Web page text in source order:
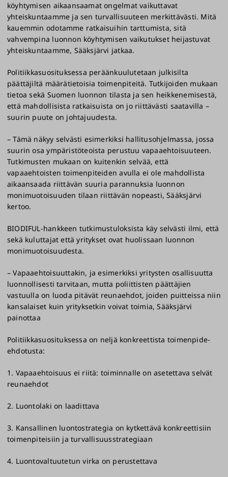
köyhtymisen aikaansaamat ongelmat vaikuttavat
yhteiskuntaamme ja sen turvallisuuteen merkittävästi. Mitä
kauemmin odotamme ratkaisuihin tarttumista, sitä
vahvempina luonnon köyhtymisen vaikutukset heijastuvat
yhteiskuntaamme, Sääksjärvi jatkaa.
Politiikkasuosituksessa peräänkuulutetaan julkisilta
päättäjiltä määrätietoisia toimenpiteitä. Tutkijoiden mukaan
tietoa sekä Suomen luonnon tilasta ja sen heikkenemisestä,
että mahdollisista ratkaisuista on jo riittävästi saatavilla –
suurin puute on johtajuudesta.
– Tämä näkyy selvästi esimerkiksi hallitusohjelmassa, jossa
suurin osa ympäristöteoista perustuu vapaaehtoisuuteen.
Tutkimusten mukaan on kuitenkin selvää, että
vapaaehtoisten toimenpiteiden avulla ei ole mahdollista
aikaansaada riittävän suuria parannuksia luonnon
monimuotoisuuden tilaan riittävän nopeasti, Sääksjärvi
kertoo.
BIODIFUL-hankkeen tutkimustuloksista käy selvästi ilmi, että
sekä kuluttajat että yritykset ovat huolissaan luonnon
monimuotoisuudesta.
– Vapaaehtoisuuttakin, ja esimerkiksi yritysten osallisuutta
luonnollisesti tarvitaan, mutta poliittisten päättäjien
vastuulla on luoda pitävät reunaehdot, joiden puitteissa niin
kansalaiset kuin yrityksetkin voivat toimia, Sääksjärvi
painottaa
Politiikkasuosituksessa on neljä konkreettista toimenpide-
ehdotusta:
1. Vapaaehtoisuus ei riitä: toiminnalle on asetettava selvät
reunaehdot
2. Luontolaki on laadittava
3. Kansallinen luontostrategia on kytkettävä konkreettisiin
toimenpiteisiin ja turvallisuusstrategiaan
4. Luontovaltuutetun virka on perustettava